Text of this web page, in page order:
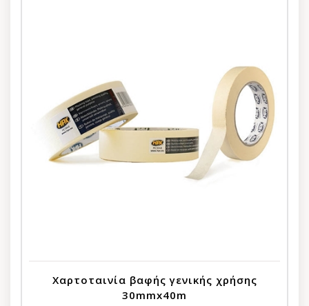
Χαρτοταινία βαφής γενικής χρήσης
30mmx40m